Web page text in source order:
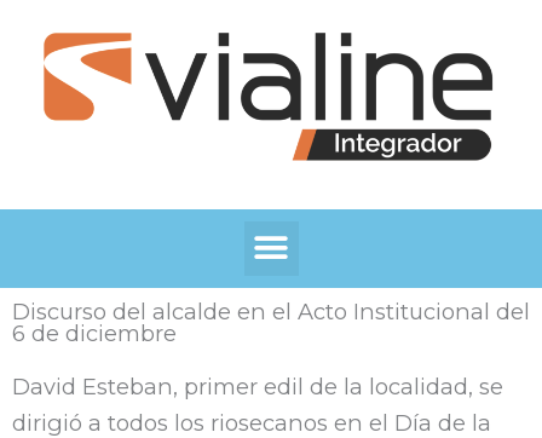
Menú
Discurso del alcalde en el Acto Institucional del
6 de diciembre
David Esteban, primer edil de la localidad, se
dirigió a todos los riosecanos en el Día de la